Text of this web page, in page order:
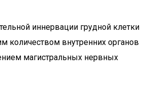
иннервации грудной клетки
количеством внутренних органов
магистральных нервных